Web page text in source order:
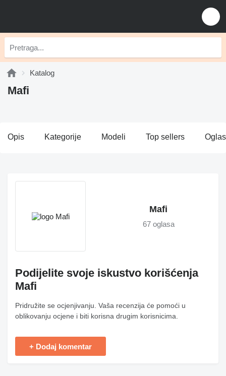
Katalog
Mafi
Opis Kategorije Modeli Top sellers
Mafi
67 oglasa
Podijelite svoje iskustvo korišćenja
Mafi
Pridružite se ocjenjivanju. Vaša recenzija će pomoći u
oblikovanju ocjene i biti korisna drugim korisnicima.
+ Dodaj komentar